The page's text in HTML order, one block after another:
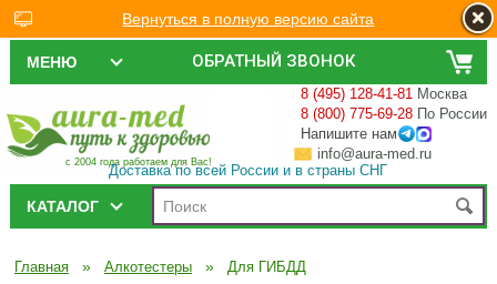
ОБРАТНЫЙ ЗВОНОК
МЕНЮ
с 2004 года работаем для Вас!
8 (495) 128-41-81 Москва
8 (800) 775-69-28 По России
Напишите нам
info@aura-med.ru
Доставка по всей России и в страны СНГ
КАТАЛОГ
Главная » Алкотестеры » Для ГИБДД
Вернуться в полную версию сайта